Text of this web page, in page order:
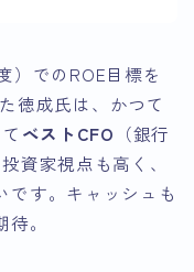
）でのROE目標を
徳成氏は、かつて
ベストCFO （銀行
資家視点も高く、
です。キャッシュも
。